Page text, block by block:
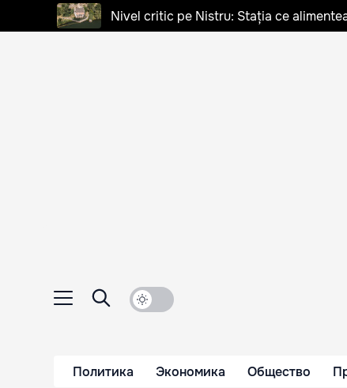
Nivel critic pe Nistru: Stația ce
Политика Экономика Общество